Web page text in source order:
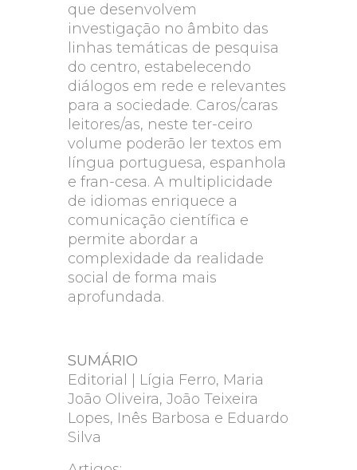
que desenvolvem
investigação no âmbito das
linhas temáticas de pesquisa
do centro, estabelecendo
diálogos em rede e relevantes
para a sociedade. Caros/caras
leitores/as, neste ter-ceiro
volume poderão ler textos em
língua portuguesa, espanhola
e fran-cesa. A multiplicidade
de idiomas enriquece a
comunicação científica e
permite abordar a
complexidade da realidade
social de forma mais
aprofundada.
SUMÁRIO
Editorial | Lígia Ferro, Maria
João Oliveira, João Teixeira
Lopes, Inês Barbosa e Eduardo
Silva